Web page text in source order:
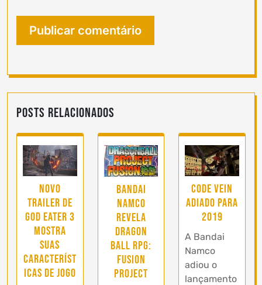
Posts Relacionados
Novo
trailer de
God Eater 3
mostra
suas
característ
icas de jogo
Bandai
Namco
revela
Dragon
Ball RPG:
Fusion
Project
Code Vein
adiado para
2019
A Bandai
Namco
adiou o
lançamento